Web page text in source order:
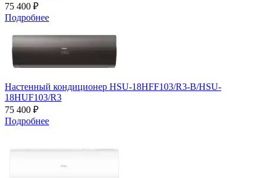
75 400 ₽
Подробнее
Настенный кондиционер HSU-18HFF103/R3-B/HSU-
18HUF103/R3
75 400 ₽
Подробнее